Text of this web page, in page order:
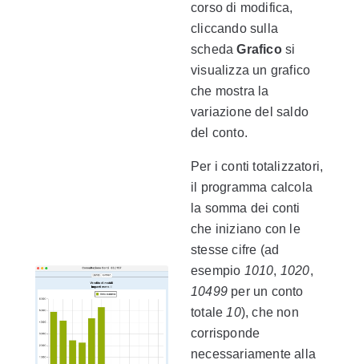
corso di modifica,
cliccando sulla
schedaGraficosi
visualizza un grafico
che mostra la
variazione del saldo
del conto.
Per i conti totalizzatori,
il programma calcola
la somma dei conti
che iniziano con le
stesse cifre (ad
esempio 1010, 1020,
10499 per un conto
totale 10), che non
corrisponde
necessariamente alla